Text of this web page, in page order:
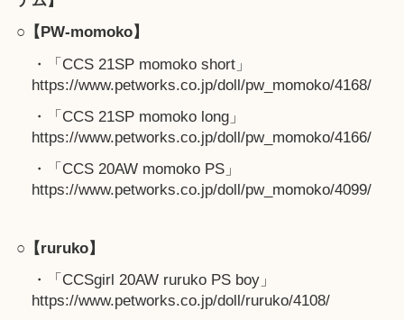
○【PW-momoko】
・「CCS 21SP momoko short」
https://www.petworks.co.jp/doll/pw_momoko/4168/
・「CCS 21SP momoko long」
https://www.petworks.co.jp/doll/pw_momoko/4166/
・「CCS 20AW momoko PS」
https://www.petworks.co.jp/doll/pw_momoko/4099/
○【ruruko】
・「CCSgirl 20AW ruruko PS boy」
https://www.petworks.co.jp/doll/ruruko/4108/